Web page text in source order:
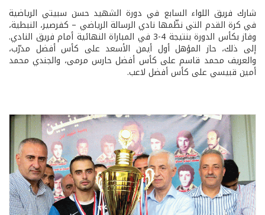
شارك فريق اللواء السابع في دورة الشهيد حسن سبيتي الرياضية
في كرة القدم التي نظّمها نادي الرسالة الرياضي – كفرصير، النبطية،
وفاز بكأس الدورة بنتيجة 4-3 في المباراة النهائية أمام فريق النادي.
إلى ذلك، حاز المؤهل أول أيمن الأسعد على كأس أفضل مدرّب،
والعريف محمد قاسم على كأس أفضل حارس مرمى، والجندي محمد
أمين قبيسي على كأس أفضل لاعب.